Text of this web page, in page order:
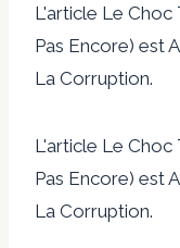
L'article Le Choc
Pas Encore) est
La Corruption.
L'article Le Choc
Pas Encore) est
La Corruption.